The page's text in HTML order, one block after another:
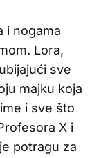
i nogama
Lora,
sve
majku koja
i sve što
X i
potragu za